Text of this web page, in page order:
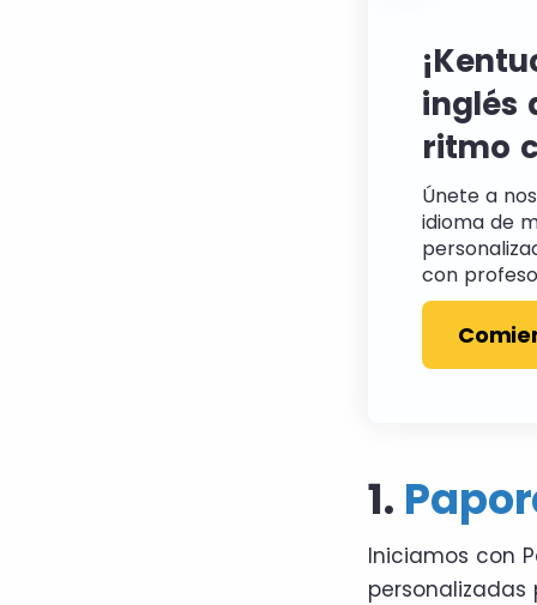
inglés
ritmo
Únete a
idioma de
con
1.
Iniciamos con